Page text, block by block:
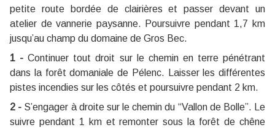
petite route bordée de clairières et passer devant un
atelier de vannerie paysanne. Poursuivre pendant 1,7 km
jusqu’au champ du domaine de Gros Bec.
1 - Continuer tout droit sur le chemin en terre pénétrant
dans la forêt domaniale de Pélenc. Laisser les différentes
pistes incendies sur les côtés et poursuivre pendant 2 km.
2 - S’engager à droite sur le chemin du “Vallon de Bolle”. Le
suivre pendant 1 km et remonter sous la forêt de chêne